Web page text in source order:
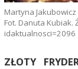
Martyna
Fot. Danuta
ZŁOTY